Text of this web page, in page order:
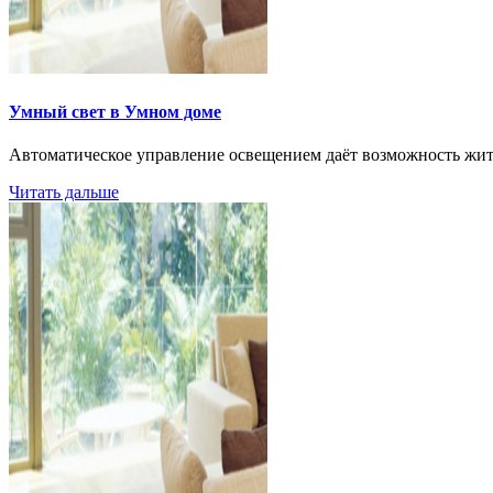
Умный свет в Умном доме
Автоматическое управление освещением даёт возможность
Читать дальше